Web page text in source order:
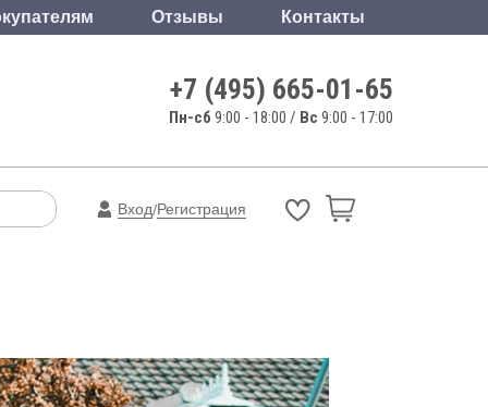
Отзывы Контакты
+7 (495) 665-01-65
Пн-сб 9:00 - 18:00 / Вс 9:00 - 17:00
Вход/Регистрация